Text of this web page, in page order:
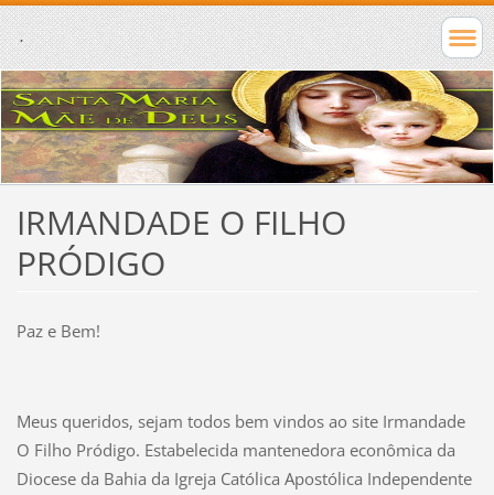
.
IRMANDADE O FILHO
PRÓDIGO
Paz e Bem!
Meus queridos, sejam todos bem vindos ao site Irmandade
O Filho Pródigo. Estabelecida mantenedora econômica da
Diocese da Bahia da Igreja Católica Apostólica Independente